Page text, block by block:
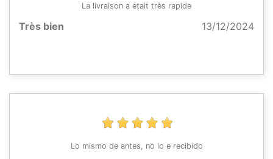
La livraison a était très rapide
Très bien 13/12/2024
Lo mismo de antes, no lo e recibido